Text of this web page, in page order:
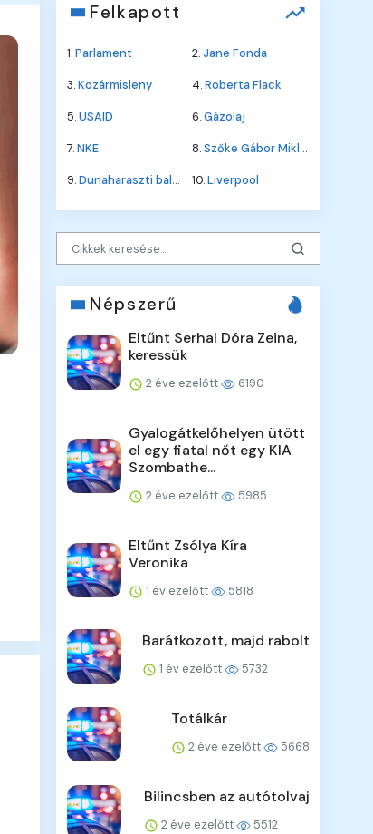
Felkapott
1.Parlament 2.Jane Fonda
3.Kozármisleny 4.Roberta Flack
5.USAID 6.Gázolaj
7.NKE 8.Szőke Gábor Miklós
9.Dunaharaszti baleset 10.Liverpool
Népszerű
Eltűnt Serhal Dóra Zeina,
keressük
2 éve ezelőtt 6190
Gyalogátkelőhelyen ütött
el egy fiatal nőt egy KIA
Szombathe...
2 éve ezelőtt 5985
Eltűnt Zsólya Kíra
Veronika
1 év ezelőtt 5818
Barátkozott, majd rabolt
1 év ezelőtt 5732
Totálkár
2 éve ezelőtt 5668
Bilincsben az autótolvaj
2 éve ezelőtt 5512